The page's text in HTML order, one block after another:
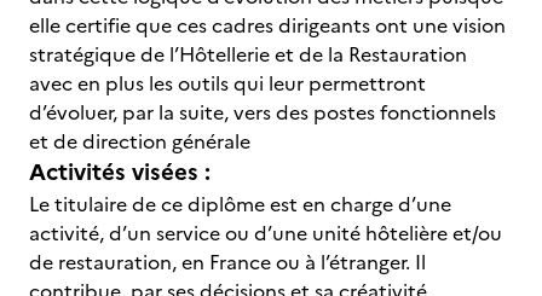
elle certifie que ces cadres dirigeants ont une vision
stratégique de l’Hôtellerie et de la Restauration
avec en plus les outils qui leur permettront
d’évoluer, par la suite, vers des postes fonctionnels
et de direction générale
Activités visées :
Le titulaire de ce diplôme est en charge d’une
activité, d’un service ou d’une unité hôtelière et/ou
de restauration, en France ou à l’étranger. Il